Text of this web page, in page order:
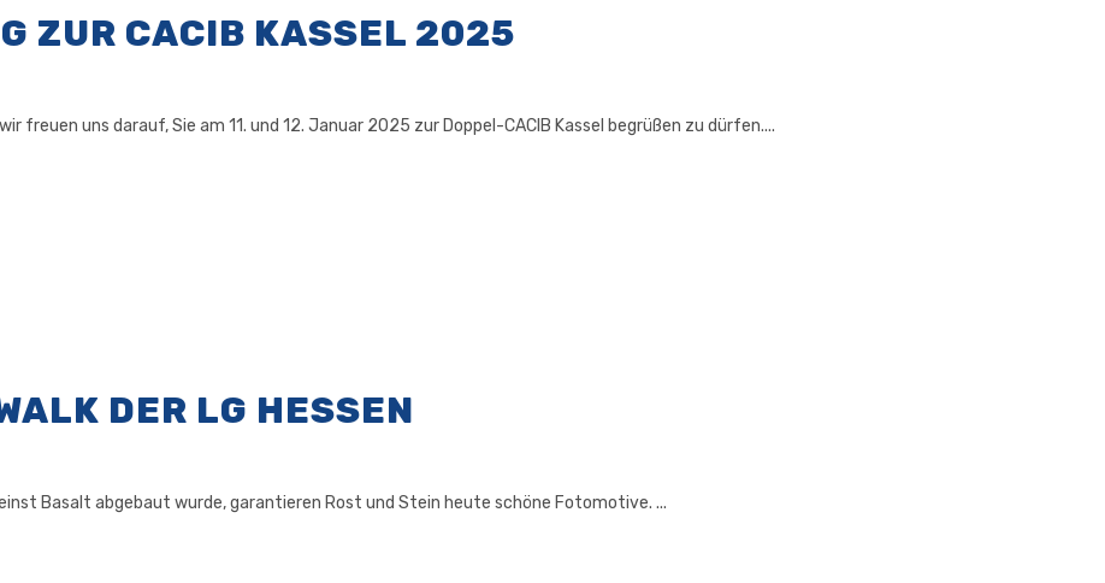
ZUR CACIB KASSEL 2025
freuen uns darauf, Sie am 11. und 12. Januar 2025 zur Doppel-CACIB Kassel begrüßen zu dürfen....
DER LG HESSEN
Basalt abgebaut wurde, garantieren Rost und Stein heute schöne Fotomotive. ...